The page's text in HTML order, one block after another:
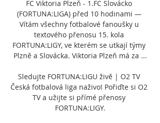
FC Viktoria Plzeň - 1.FC Slovácko
(FORTUNA:LIGA) před 10 hodinami —
Vítám všechny fotbalové fanoušky u
textového přenosu 15. kola
FORTUNA:LIGY, ve kterém se utkají týmy
Plzně a Slovácka. Viktoria Plzeň má za ...
Sledujte FORTUNA:LIGU živě | O2 TV
Česká fotbalová liga naživo! Pořiďte si O2
TV a užijte si přímé přenosy
FORTUNA:LIGY.